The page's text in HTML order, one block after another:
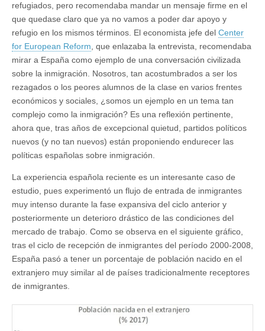
refugiados, pero recomendaba mandar un mensaje firme en el
que quedase claro que ya no vamos a poder dar apoyo y
refugio en los mismos términos. El economista jefe del Center
for European Reform , que enlazaba la entrevista, recomendaba
mirar a España como ejemplo de una conversación civilizada
sobre la inmigración. Nosotros, tan acostumbrados a ser los
rezagados o los peores alumnos de la clase en varios frentes
económicos y sociales, ¿somos un ejemplo en un tema tan
complejo como la inmigración? Es una reflexión pertinente,
ahora que, tras años de excepcional quietud, partidos políticos
nuevos (y no tan nuevos) están proponiendo endurecer las
políticas españolas sobre inmigración.
La experiencia española reciente es un interesante caso de
estudio, pues experimentó un flujo de entrada de inmigrantes
muy intenso durante la fase expansiva del ciclo anterior y
posteriormente un deterioro drástico de las condiciones del
mercado de trabajo. Como se observa en el siguiente gráfico,
tras el ciclo de recepción de inmigrantes del período 2000-2008,
España pasó a tener un porcentaje de población nacido en el
extranjero muy similar al de países tradicionalmente receptores
de inmigrantes.